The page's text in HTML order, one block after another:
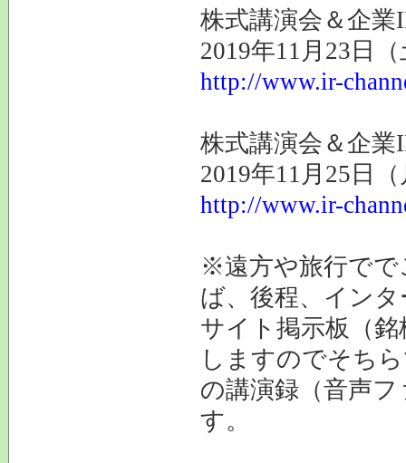
株式講演会＆企
2019年11月23日
http://www.ir-
株式講演会＆企
2019年11月25日
http://www.ir-
※遠方や旅行でで
ば、後程、イン
サイト掲示板（
しますのでそち
の講演録（音声
す。